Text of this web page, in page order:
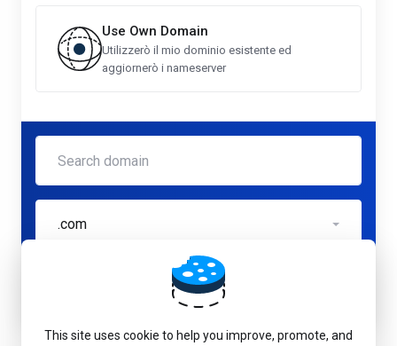
Use Own Domain
Utilizzerò il mio dominio esistente ed
aggiornerò i nameserver
.com
Controlla
This site uses cookie to help you improve, promote, and